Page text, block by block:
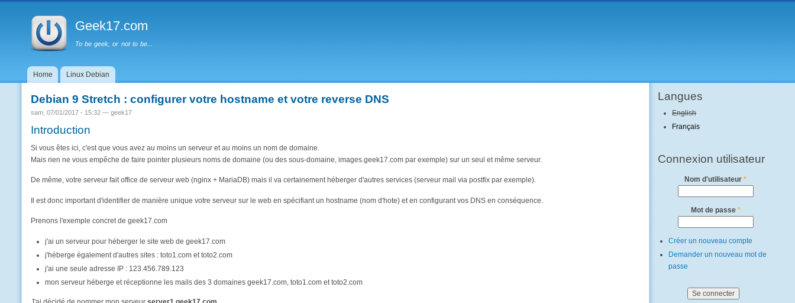
Geek17.com
To be geek, or not to be...
Home Linux Debian
Debian 9 Stretch : configurer votre hostname et votre reverse DNS
sam, 07/01/2017 - 15:32 — geek17
Introduction
Si vous êtes ici, c'est que vous avez au moins un serveur et au moins un nom de domaine.
Mais rien ne vous empêche de faire pointer plusieurs noms de domaine (ou des sous-domaine, images.geek17.com par exemple) sur un seul et même serveur.
De même, votre serveur fait office de serveur web (nginx + MariaDB) mais il va certainement héberger d'autres services (serveur mail via postfix par exemple).
Il est donc important d'identifier de manière unique votre serveur sur le web en spécifiant un hostname (nom d'hote) et en configurant vos DNS en conséquence.
Prenons l'exemple concret de geek17.com
j'ai un serveur pour héberger le site web de geek17.com
j'héberge également d'autres sites : toto1.com et toto2.com
j'ai une seule adresse IP : 123.456.789.123
mon serveur héberge et réceptionne les mails des 3 domaines geek17.com, toto1.com et toto2.com
Langues
English
Français
Connexion utilisateur
Nom d'utilisateur *
Mot de passe *
Créer un nouveau compte
Demander un nouveau mot de
passe